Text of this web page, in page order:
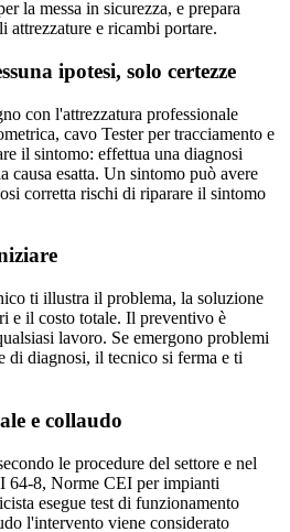
la messa in sicurezza, e prepara
attrezzature e ricambi portare.
ipotesi, solo certezze
con l'attrezzatura professionale
cavo Tester per tracciamento e
il sintomo: effettua una diagnosi
causa esatta. Un sintomo può avere
corretta rischi di riparare il sintomo
ti illustra il problema, la soluzione
e il costo totale. Il preventivo è
lavoro. Se emergono problemi
diagnosi, il tecnico si ferma e ti
e collaudo
le procedure del settore e nel
64-8, Norme CEI per impianti
esegue test di funzionamento
l'intervento viene considerato